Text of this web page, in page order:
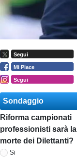
Segui
Mi Piace
Segui
Sondaggio
Riforma campionati
professionisti sarà la
morte dei Dilettanti?
Si